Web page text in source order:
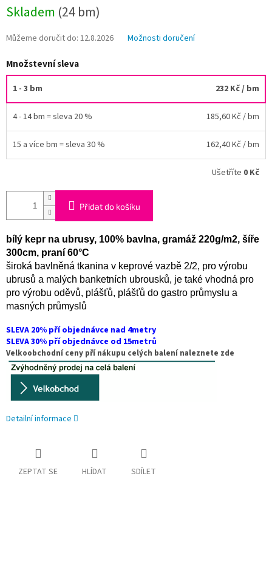
cena:
Skladem (24 bm)
Můžeme doručit do: 12.8.2026 Možnosti doručení
Množstevní sleva
1 - 3 bm 232 Kč/ bm
4 - 14 bm = sleva 20 % 185,60 Kč / bm
15 a více bm = sleva 30 % 162,40 Kč / bm
Ušetříte 0 Kč
Přidat do košíku
bílý kepr na ubrusy, 100% bavlna, gramáž 220g/m2, šíře
300cm, praní 60°C
široká bavlněná tkanina v keprové vazbě 2/2, pro výrobu
ubrusů a malých banketních ubrousků, je také vhodná pro
pro výrobu oděvů, plášťů, plášťů do gastro průmyslu a
masných průmyslů
SLEVA 20% pří objednávce nad 4metry
SLEVA 30% pří objednávce od 15metrů
Velkoobchodní ceny pří nákupu celých balení naleznete zde
Detailní informace
ZEPTAT SE HLÍDAT SDÍLET